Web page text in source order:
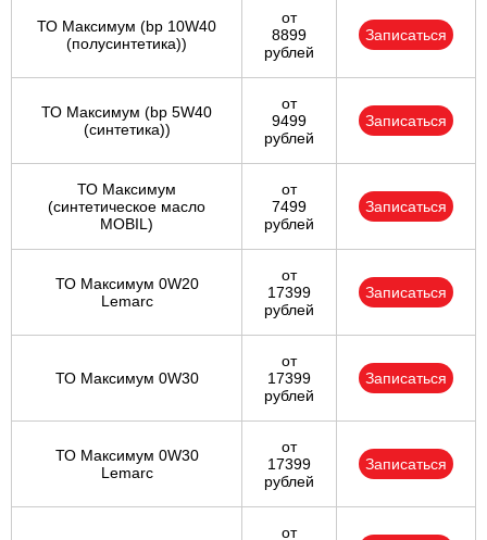
ТО Максимум (bp 10W40
(полусинтетика))
от
8899
рублей
Записаться
ТО Максимум (bp 5W40
(синтетика))
от
9499
рублей
Записаться
ТО Максимум
(cинтетическое масло
MOBIL)
от
7499
рублей
Записаться
ТО Максимум 0W20
Lemarc
от
17399
рублей
Записаться
ТО Максимум 0W30
от
17399
рублей
Записаться
ТО Максимум 0W30
Lemarc
от
17399
рублей
Записаться
от